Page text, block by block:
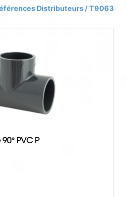
Distributeurs / T9063
90° PVC P